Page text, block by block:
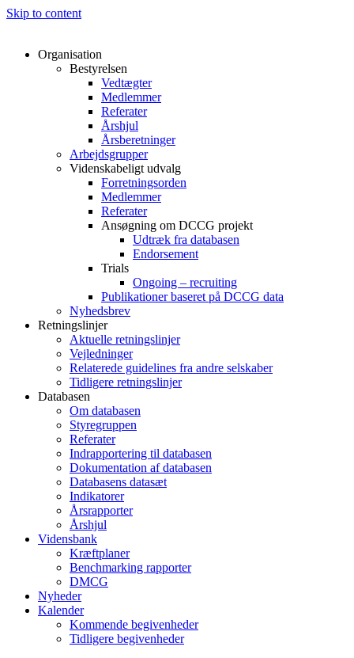
Skip to content
Organisation
Bestyrelsen
Vedtægter
Medlemmer
Referater
Årshjul
Årsberetninger
Arbejdsgrupper
Videnskabeligt udvalg
Forretningsorden
Medlemmer
Referater
Ansøgning om DCCG projekt
Udtræk fra databasen
Endorsement
Trials
Ongoing – recruiting
Publikationer baseret på DCCG data
Nyhedsbrev
Retningslinjer
Aktuelle retningslinjer
Vejledninger
Relaterede guidelines fra andre selskaber
Tidligere retningslinjer
Databasen
Om databasen
Styregruppen
Referater
Indrapportering til databasen
Dokumentation af databasen
Databasens datasæt
Indikatorer
Årsrapporter
Årshjul
Vidensbank
Kræftplaner
Benchmarking rapporter
DMCG
Nyheder
Kalender
Kommende begivenheder
Tidligere begivenheder